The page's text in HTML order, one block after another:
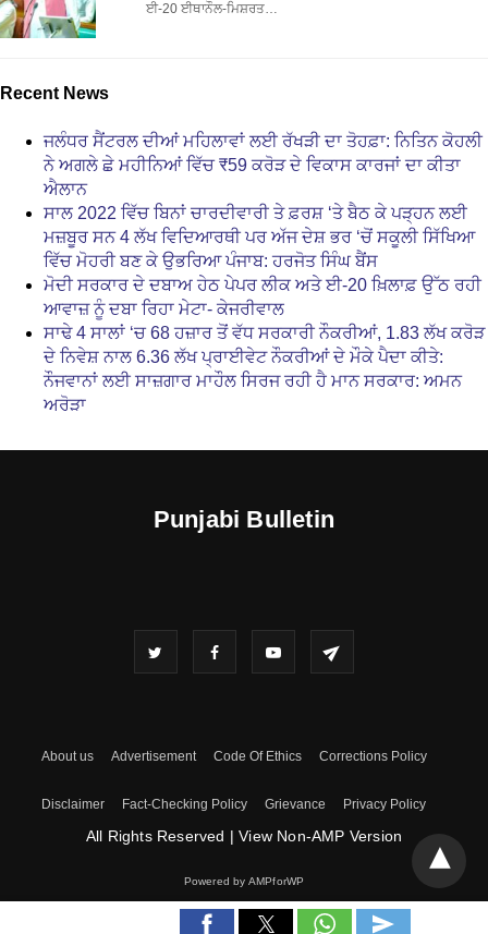
ਈ-20 ਈਥਾਨੌਲ-ਮਿਸ਼ਰਤ…
Recent News
ਜਲੰਧਰ ਸੈਂਟਰਲ ਦੀਆਂ ਮਹਿਲਾਵਾਂ ਲਈ ਰੱਖੜੀ ਦਾ ਤੋਹਫ਼ਾ: ਨਿਤਿਨ ਕੋਹਲੀ
ਨੇ ਅਗਲੇ ਛੇ ਮਹੀਨਿਆਂ ਵਿੱਚ ₹59 ਕਰੋੜ ਦੇ ਵਿਕਾਸ ਕਾਰਜਾਂ ਦਾ ਕੀਤਾ
ਐਲਾਨ
ਸਾਲ 2022 ਵਿੱਚ ਬਿਨਾਂ ਚਾਰਦੀਵਾਰੀ ਤੇ ਫ਼ਰਸ਼ ‘ਤੇ ਬੈਠ ਕੇ ਪੜ੍ਹਨ ਲਈ
ਮਜ਼ਬੂਰ ਸਨ 4 ਲੱਖ ਵਿਦਿਆਰਥੀ ਪਰ ਅੱਜ ਦੇਸ਼ ਭਰ ‘ਚੋਂ ਸਕੂਲੀ ਸਿੱਖਿਆ
ਵਿੱਚ ਮੋਹਰੀ ਬਣ ਕੇ ਉਭਰਿਆ ਪੰਜਾਬ: ਹਰਜੋਤ ਸਿੰਘ ਬੈਂਸ
ਮੋਦੀ ਸਰਕਾਰ ਦੇ ਦਬਾਅ ਹੇਠ ਪੇਪਰ ਲੀਕ ਅਤੇ ਈ-20 ਖ਼ਿਲਾਫ਼ ਉੱਠ ਰਹੀ
ਆਵਾਜ਼ ਨੂੰ ਦਬਾ ਰਿਹਾ ਮੇਟਾ- ਕੇਜਰੀਵਾਲ
ਸਾਢੇ 4 ਸਾਲਾਂ ‘ਚ 68 ਹਜ਼ਾਰ ਤੋਂ ਵੱਧ ਸਰਕਾਰੀ ਨੌਕਰੀਆਂ, 1.83 ਲੱਖ ਕਰੋੜ
ਦੇ ਨਿਵੇਸ਼ ਨਾਲ 6.36 ਲੱਖ ਪ੍ਰਾਈਵੇਟ ਨੌਕਰੀਆਂ ਦੇ ਮੌਕੇ ਪੈਦਾ ਕੀਤੇ:
ਨੌਜਵਾਨਾਂ ਲਈ ਸਾਜ਼ਗਾਰ ਮਾਹੌਲ ਸਿਰਜ ਰਹੀ ਹੈ ਮਾਨ ਸਰਕਾਰ: ਅਮਨ
ਅਰੋੜਾ
Punjabi Bulletin
About us Advertisement Code Of Ethics Corrections Policy
Disclaimer Fact-Checking Policy Grievance Privacy Policy
All Rights Reserved | View Non-AMP Version
Powered by AMPforWP